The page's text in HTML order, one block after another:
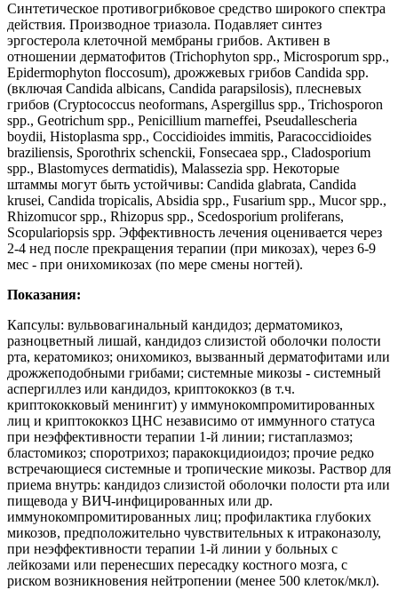
Синтетическое противогрибковое средство широкого спектра
действия. Производное триазола. Подавляет синтез
эргостерола клеточной мембраны грибов. Активен в
отношении дерматофитов (Trichophyton spp., Microsporum spp.,
Epidermophyton floccosum), дрожжевых грибов Candida spp.
(включая Candida albicans, Candida parapsilosis), плесневых
грибов (Cryptococcus neoformans, Aspergillus spp., Trichosporon
spp., Geotrichum spp., Penicillium marneffei, Pseudallescheria
boydii, Histoplasma spp., Coccidioides immitis, Paracoccidioides
braziliensis, Sporothrix schenckii, Fonsecaea spp., Cladosporium
spp., Blastomyces dermatidis), Malassezia spp. Некоторые
штаммы могут быть устойчивы: Candida glabrata, Candida
krusei, Candida tropicalis, Absidia spp., Fusarium spp., Mucor spp.,
Rhizomucor spp., Rhizopus spp., Scedosporium proliferans,
Scopulariopsis spp. Эффективность лечения оценивается через
2-4 нед после прекращения терапии (при микозах), через 6-9
мес - при онихомикозах (по мере смены ногтей).
Показания:
Капсулы: вульвовагинальный кандидоз; дерматомикоз,
разноцветный лишай, кандидоз слизистой оболочки полости
рта, кератомикоз; онихомикоз, вызванный дерматофитами или
дрожжеподобными грибами; системные микозы - системный
аспергиллез или кандидоз, криптококкоз (в т.ч.
криптококковый менингит) у иммунокомпромитированных
лиц и криптококкоз ЦНС независимо от иммунного статуса
при неэффективности терапии 1-й линии; гистаплазмоз;
бластомикоз; споротрихоз; паракокцидиоидоз; прочие редко
встречающиеся системные и тропические микозы. Раствор для
приема внутрь: кандидоз слизистой оболочки полости рта или
пищевода у ВИЧ-инфицированных или др.
иммунокомпромитированных лиц; профилактика глубоких
микозов, предположительно чувствительных к итраконазолу,
при неэффективности терапии 1-й линии у больных с
лейкозами или перенесших пересадку костного мозга, с
риском возникновения нейтропении (менее 500 клеток/мкл).